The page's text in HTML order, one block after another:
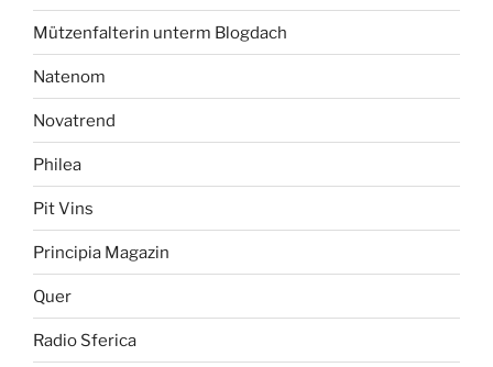
Mützenfalterin unterm Blogdach
Natenom
Novatrend
Philea
Pit Vins
Principia Magazin
Quer
Radio Sferica